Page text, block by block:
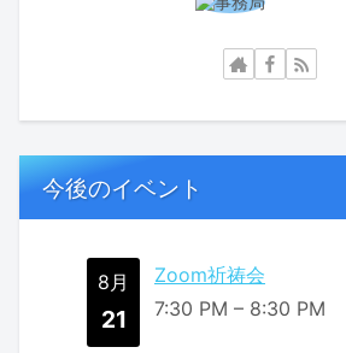
今後のイベント
8月
21
Zoom祈祷会
7:30 PM – 8:30 PM